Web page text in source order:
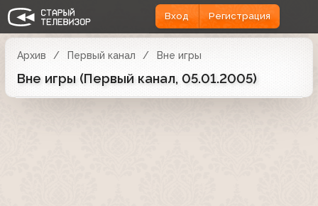
Вход Регистрация
Архив Первый канал Вне игры
Вне игры (Первый канал, 05.01.2005)